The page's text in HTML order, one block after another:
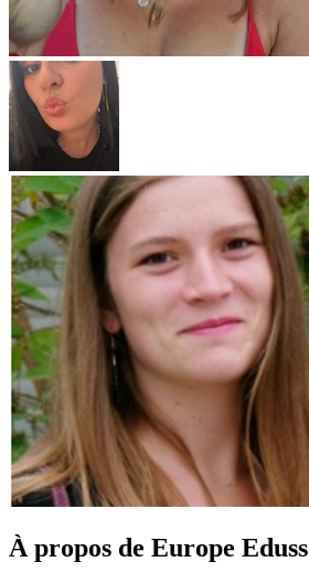
À propos de Europe Eduss